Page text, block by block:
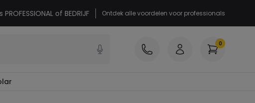
of BEDRIJF Ontdek alle voordelen voor professionals
0